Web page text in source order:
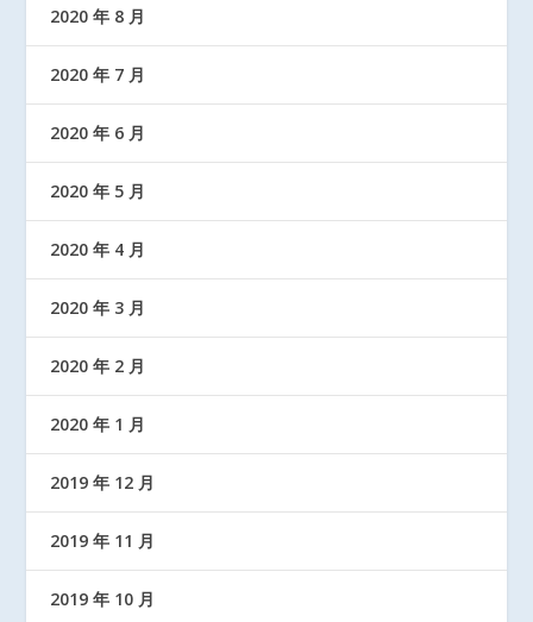
2020 年 8 月
2020 年 7 月
2020 年 6 月
2020 年 5 月
2020 年 4 月
2020 年 3 月
2020 年 2 月
2020 年 1 月
2019 年 12 月
2019 年 11 月
2019 年 10 月